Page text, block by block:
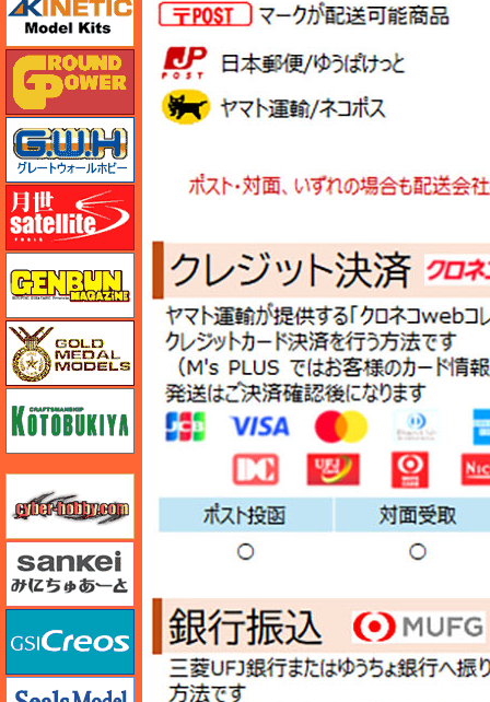
ガリレオ出版 グランドパワー
グレートウォールホビー
月世 サテライトツールス
ゲンブンマガジン
ゴールドメダルモデルズ
コトブキヤ
さんけい みにちゅあーと
GSIクレオス
シールズモデル